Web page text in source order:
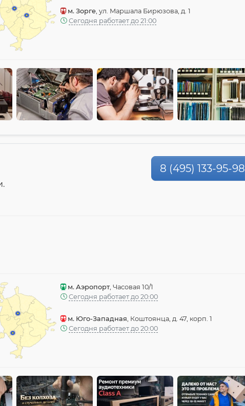
м. Зорге, ул. Маршала Бирюзова, д. 1
Сегодня работает до 21:00
8 (495) 133-95-98
м. Аэропорт, Часовая 10/1
Сегодня работает до 20:00
м. Юго-Западная , Коштоянца, д. 47, корп. 1
Сегодня работает до 20:00